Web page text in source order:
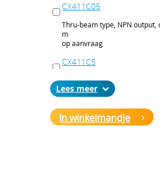
CX411C05
Thru-beam type, NPN output,
m
op aanvraag
CX411C5
Thru-beam type, NPN output,
m
op aanvraag
CX411J
Lees
In winkelmandje